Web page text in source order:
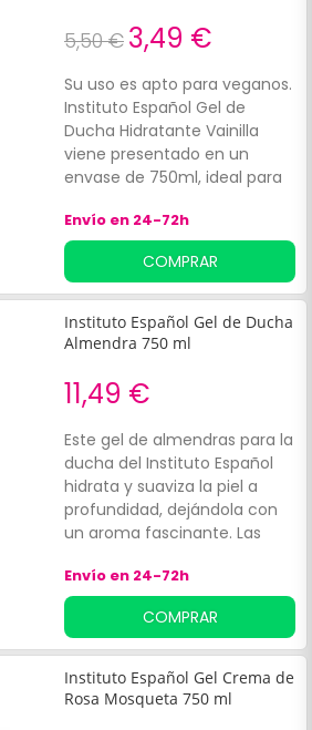
5,50 € 3,49 €
Su uso es apto para veganos.
Instituto Español Gel de
Ducha Hidratante Vainilla
viene presentado en un
envase de 750ml, ideal para
Envío en 24-72h
COMPRAR
Instituto Español Gel de Ducha
Almendra 750 ml
11,49 €
Este gel de almendras para la
ducha del Instituto Español
hidrata y suaviza la piel a
profundidad, dejándola con
un aroma fascinante. Las
vitamina E que ayuda a
prevenir el envejecimiento
prematuro de la piel.
Envío en 24-72h
COMPRAR
Instituto Español Gel Crema de
Rosa Mosqueta 750 ml